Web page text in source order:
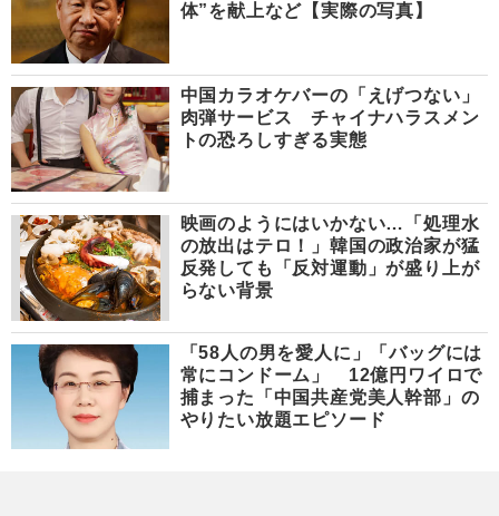
体”を献上など【実際の写真】
中国カラオケバーの「えげつない」
肉弾サービス チャイナハラスメン
トの恐ろしすぎる実態
映画のようにはいかない…「処理水
の放出はテロ！」韓国の政治家が猛
反発しても「反対運動」が盛り上が
らない背景
「58人の男を愛人に」「バッグには
常にコンドーム」 12億円ワイロで
捕まった「中国共産党美人幹部」の
やりたい放題エピソード